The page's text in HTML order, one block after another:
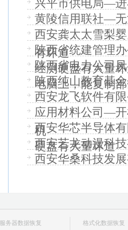
兴平市供电局—进
黄陵信用联社—
西安龚太太雪梨
有坏道
陕西省统建管理
经测硬盘有大量
陕西省电力公司
电脑上，能复制
陕西纯山教育基
西安龙飞软件有
应用材料公司—开
机
西安华芯半导体
硬盘有大量坏道
西安艺龙动漫科
西安华桑科技发
服务器数据恢复
格式化数据恢复